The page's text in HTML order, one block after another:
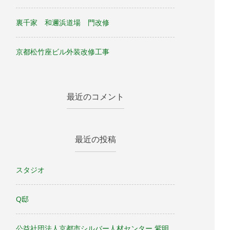
裏千家 和邇浜道場 門改修
京都松竹座ビル外装改修工事
最近のコメント
最近の投稿
スタジオ
Q邸
公益社団法人京都市シルバー人材センター 紫明